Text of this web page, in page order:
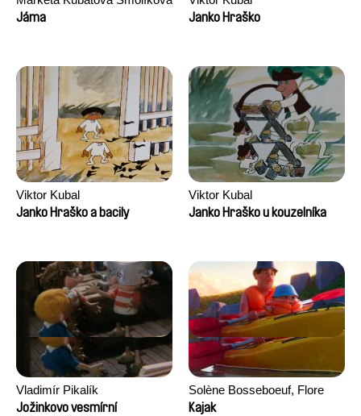
Jáma
Janko Hraško
Viktor Kubal
Janko Hraško a bacily
Viktor Kubal
Janko Hraško u kouzelníka
Vladimír Pikalík
Jožinkovo vesmírní
Solène Bosseboeuf, Flore
Dechorgnat, Tiphaine Klein,
Kajak